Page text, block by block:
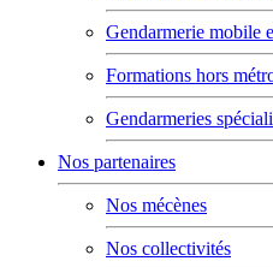
Gendarmerie mobile
Formations hors
Gendarmeries
Nos partenaires
Nos mécènes
Nos collectivités